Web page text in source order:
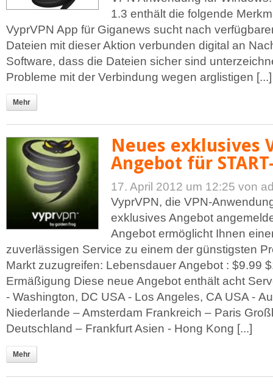
1.3 enthält die folgende
VyprVPN App für Giganews sucht nach
Dateien mit dieser Aktion verbunden digital an
Software, dass die Dateien sicher sind
Probleme mit der Verbindung wegen arglistigen [...]
Mehr
Neues exklusives
Angebot für
17. April 2012 um 12:25 von
VyprVPN, die VPN-
exklusives Angebot
Angebot ermöglicht Ihnen
zuverlässigen Service zu einem der günstigsten
Markt zuzugreifen: Lebensdauer Angebot : $9.99
Ermäßigung Diese neue Angebot enthält acht
- Washington, DC USA - Los Angeles, CA USA -
Niederlande – Amsterdam Frankreich – Paris
Deutschland – Frankfurt Asien - Hong Kong [...]
Mehr